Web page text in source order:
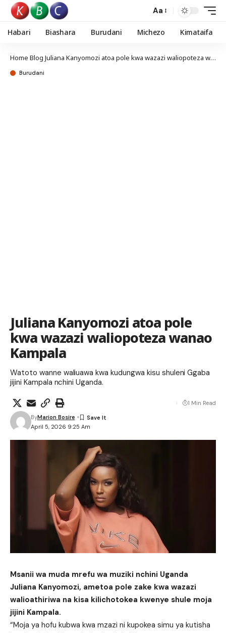
Aa
Habari Biashara Burudani Michezo Kimataifa
Home Blog Juliana Kanyomozi atoa pole kwa wazazi waliopoteza wanao Kampala
Burudani
Juliana Kanyomozi atoa pole
kwa wazazi waliopoteza wanao
Kampala
Watoto wanne waliuawa kwa kudungwa kisu shuleni Ggaba
jijini Kampala nchini Uganda.
April 5, 2026 9:25 Am
ByMarion Bosire
1 Min Read
Msanii wa muda mrefu wa muziki nchini Uganda
Juliana Kanyomozi, ametoa pole zake kwa wazazi
walioathiriwa na kisa kilichotokea kwenye shule moja
jijini Kampala.
“Moja ya hofu kubwa kwa mzazi ni kupokea simu ya kutisha